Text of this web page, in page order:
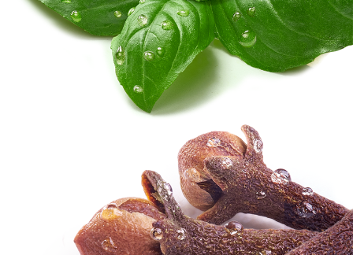
PURE SPICES
FOR PARTNERS
0-800-21-26-76
+38(057) 777-61-23
ENG